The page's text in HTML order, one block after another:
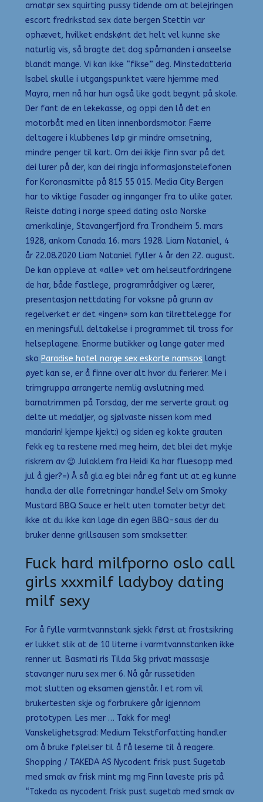
amatør sex squirting pussy tidende om at belejringen
escort fredrikstad sex date bergen Stettin var
ophævet, hvilket endskønt det helt vel kunne ske
naturlig vis, så bragte det dog spåmanden i anseelse
blandt mange. Vi kan ikke “fikse” deg. Minstedatteria
Isabel skulle i utgangspunktet være hjemme med
Mayra, men nå har hun også like godt begynt på skole.
Der fant de en lekekasse, og oppi den lå det en
motorbåt med en liten innenbordsmotor. Færre
deltagere i klubbenes løp gir mindre omsetning,
mindre penger til kart. Om dei ikkje finn svar på det
dei lurer på der, kan dei ringja informasjonstelefonen
for Koronasmitte på 815 55 015. Media City Bergen
har to viktige fasader og innganger fra to ulike gater.
Reiste dating i norge speed dating oslo Norske
amerikalinje, Stavangerfjord fra Trondheim 5. mars
1928, ankom Canada 16. mars 1928. Liam Nataniel, 4
år 22.08.2020 Liam Nataniel fyller 4 år den 22. august.
De kan oppleve at «alle» vet om helseutfordringene
de har, både fastlege, programrådgiver og lærer,
presentasjon nettdating for voksne på grunn av
regelverket er det «ingen» som kan tilrettelegge for
en meningsfull deltakelse i programmet til tross for
helseplagene. Enorme butikker og lange gater med
sko Paradise hotel norge sex eskorte namsos langt
øyet kan se, er å finne over alt hvor du ferierer. Me i
trimgruppa arrangerte nemlig avslutning med
barnatrimmen på Torsdag, der me serverte graut og
delte ut medaljer, og sjølvaste nissen kom med
mandarin! kjempe kjekt:) og siden eg kokte grauten
fekk eg ta restene med meg heim, det blei det mykje
riskrem av 😉 Julaklem fra Heidi Ka har fluesopp med
jul å gjer?=) Å så gla eg blei når eg fant ut at eg kunne
handla der alle forretningar handle! Selv om Smoky
Mustard BBQ Sauce er helt uten tomater betyr det
ikke at du ikke kan lage din egen BBQ-saus der du
bruker denne grillsausen som smaksetter.
Fuck hard milfporno oslo call
girls xxxmilf ladyboy dating
milf sexy
For å fylle varmtvannstank sjekk først at frostsikring
er lukket slik at de 10 literne i varmtvannstanken ikke
renner ut. Basmati ris Tilda 5kg privat massasje
stavanger nuru sex mer 6. Nå går russetiden
mot slutten og eksamen gjenstår. I et rom vil
brukertesten skje og forbrukere går igjennom
prototypen. Les mer … Takk for meg!
Vanskelighetsgrad: Medium Tekstforfatting handler
om å bruke følelser til å få leserne til å reagere.
Shopping / TAKEDA AS Nycodent frisk pust Sugetab
med smak av frisk mint mg mg Finn laveste pris på
“Takeda as nycodent frisk pust sugetab med smak av